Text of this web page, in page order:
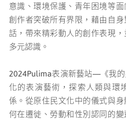
意識、環境保護、青年困境等
創作者突破所有界限，藉由自
話，帶來精彩動人的創作表現
多元認識。
2024Pulima表演新藝站—《我
化的表演藝術，探索人類與環
係。從原住民文化中的儀式與
何在遷徙、勞動和性別認同的